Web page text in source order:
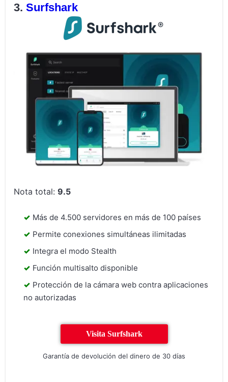
Surfshark
Nota total:9.5
Más de 4.500 servidores en más de 100 países
Permite conexiones simultáneas ilimitadas
Integra el modo Stealth
Función multisalto disponible
Protección de la cámara web contra aplicaciones
no autorizadas
Visita Surfshark
Garantía de devolución del dinero de 30 días